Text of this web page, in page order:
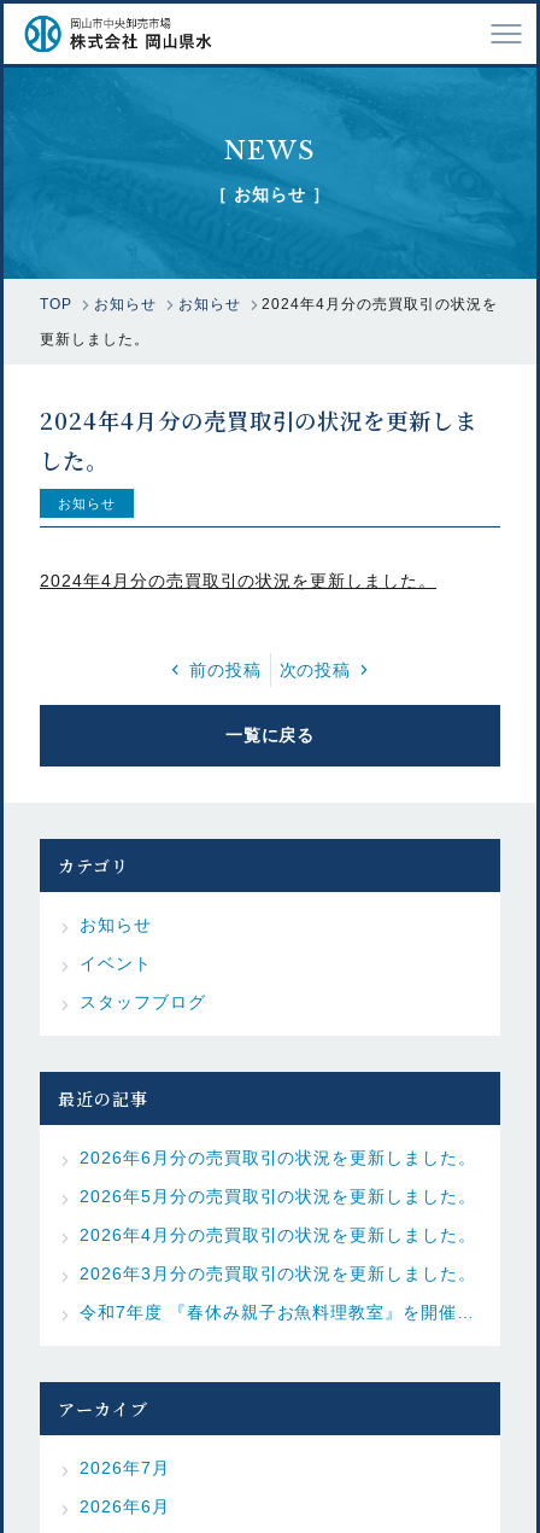
お問い合わせ
NEWS
［ お知らせ ］
TOP お知らせ お知らせ 2024年4月分の売買取引の状況を
更新しました。
2024年4月分の売買取引の状況を更新しま
した。
お知らせ
2024年4月分の売買取引の状況を更新しました。
前の投稿 次の投稿
一覧に戻る
カテゴリ
お知らせ
イベント
スタッフブログ
最近の記事
2026年6月分の売買取引の状況を更新しました。
2026年5月分の売買取引の状況を更新しました。
2026年4月分の売買取引の状況を更新しました。
2026年3月分の売買取引の状況を更新しました。
アーカイブ
2026年7月
2026年6月